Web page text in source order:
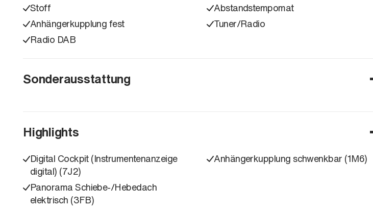
Stoff
Abstandstempomat
Anhängerkupplung fest
Tuner/Radio
Radio DAB
Sonderausstattung
Highlights
Digital Cockpit (Instrumentenanzeige
digital) (7J2)
Anhängerkupplung schwenkbar (1M6)
Panorama Schiebe-/Hebedach
elektrisch (3FB)